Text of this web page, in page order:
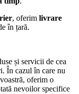
, oferim livrare
în țară.
și servicii de cea
În cazul în care nu
oferim o
nevoilor specifice